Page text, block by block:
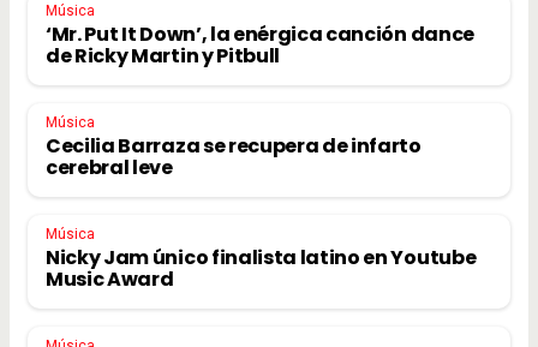
Música
‘Mr. Put It Down’, la enérgica canción dance
de Ricky Martin y Pitbull
Música
Cecilia Barraza se recupera de infarto
cerebral leve
Música
Nicky Jam único finalista latino en Youtube
Music Award